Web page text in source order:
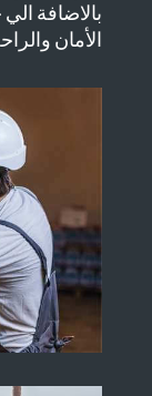
بالاضافة
الأمان